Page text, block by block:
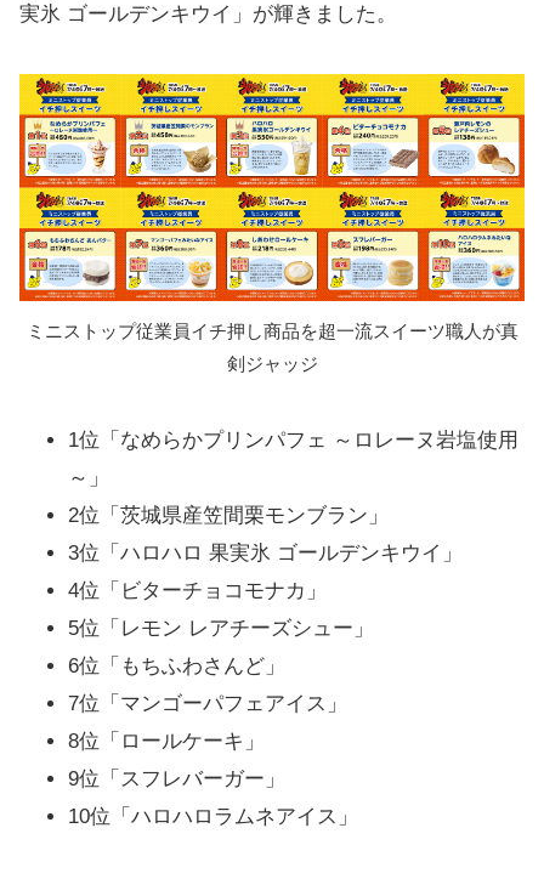
5位「瀬戸内レモンのレアチーズシュー」【不合
6位「もちふさわんど あんバター」【合格】(合
格：6人、不合格：1人)
7位「マンゴーパフェみたいなアイス」【満場一
致合格】(合格：7人、不合格：0人)
8位「しあわせロールケーキ」【満場一致合格】
(合格：7人、不合格：0人)
9位「スフレバーガー」【合格】(合格6人、不合
一致合格】(合格：7人、不合格：0人)
ジョブチューンはTVerで見逃し配信も実施
実氷 ゴールデンキウイ」が輝きました。
ミニストップ従業員イチ押し商品を超一流スイーツ職人が真
剣ジャッジ
1位「なめらかプリンパフェ ～ロレーヌ岩塩使用
～」
2位「茨城県産笠間栗モンブラン」
3位「ハロハロ 果実氷 ゴールデンキウイ」
4位「ビターチョコモナカ」
5位「レモン レアチーズシュー」
6位「もちふわさんど」
7位「マンゴーパフェアイス」
8位「ロールケーキ」
9位「スフレバーガー」
10位「ハロハロラムネアイス」